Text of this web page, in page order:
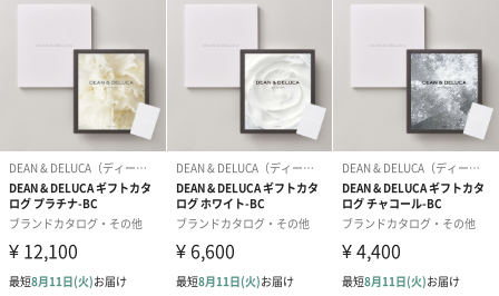
食器・グラス・カトラリー
食品